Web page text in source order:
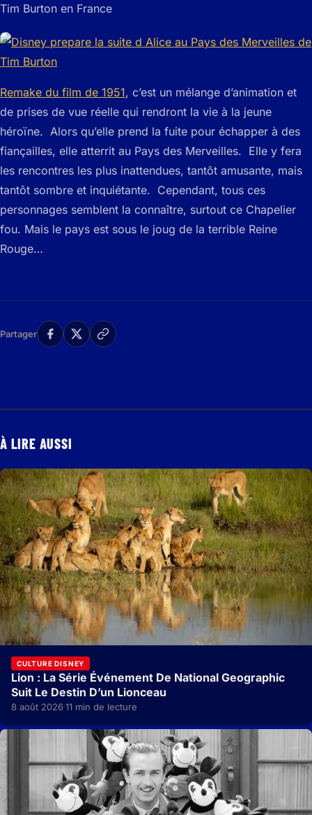
Tim Burton en France
Remake du film de 1951, c’est un mélange d’animation et
de prises de vue réelle qui rendront la vie à la jeune
héroïne. Alors qu’elle prend la fuite pour échapper à des
fiançailles, elle atterrit au Pays des Merveilles. Elle y fera
les rencontres les plus inattendues, tantôt amusante, mais
tantôt sombre et inquiétante. Cependant, tous ces
personnages semblent la connaître, surtout ce Chapelier
fou. Mais le pays est sous le joug de la terrible Reine
Rouge…
Partager
À LIRE AUSSI
CULTURE DISNEY
Lion : La Série Événement De National Geographic
Suit Le Destin D’un Lionceau
8 août 2026·11 min de lecture